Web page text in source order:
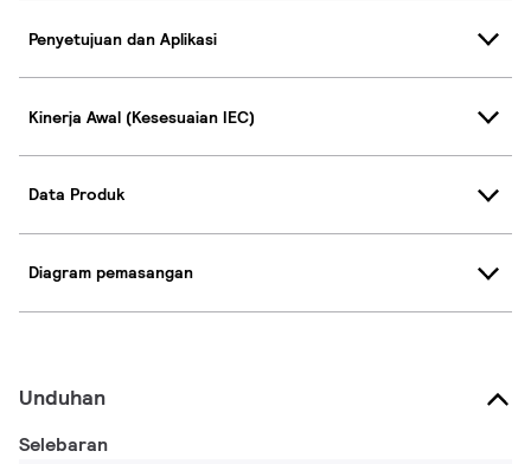
Penyetujuan dan Aplikasi
Kinerja Awal (Kesesuaian IEC)
Data Produk
Diagram pemasangan
Unduhan
Selebaran